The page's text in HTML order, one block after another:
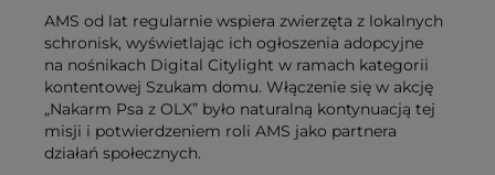
AMS od lat regularnie wspiera zwierzęta z lokalnych
schronisk, wyświetlając ich ogłoszenia adopcyjne
na nośnikach Digital Citylight w ramach kategorii
kontentowej Szukam domu. Włączenie się w akcję
„Nakarm Psa z OLX” było naturalną kontynuacją tej
misji i potwierdzeniem roli AMS jako partnera
działań społecznych.